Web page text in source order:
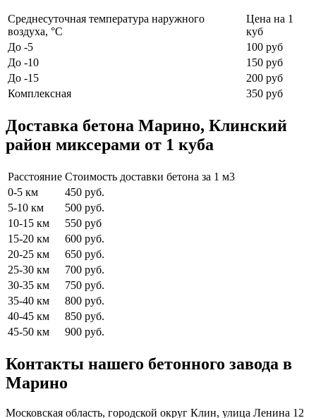
Среднесуточная температура наружного
воздуха, °C
Цена на 1
куб
До -5
100 руб
До -10
150 руб
До -15
200 руб
Комплексная
350 руб
Доставка бетона Марино, Клинский
район миксерами от 1 куба
Расстояние Стоимость доставки бетона за 1 м3
0-5 км
450 руб.
5-10 км
500 руб.
10-15 км
550 руб
15-20 км
600 руб.
20-25 км
650 руб.
25-30 км
700 руб.
30-35 км
750 руб.
35-40 км
800 руб.
40-45 км
850 руб.
45-50 км
900 руб.
Контакты нашего бетонного завода в
Марино
Московская область, городской округ Клин, улица Ленина 12